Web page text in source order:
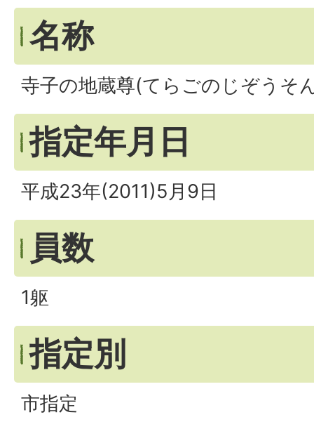
名称
寺子の地蔵尊(てらごのじぞうそ
指定年月日
平成23年(2011)5月9日
員数
1躯
指定別
市指定